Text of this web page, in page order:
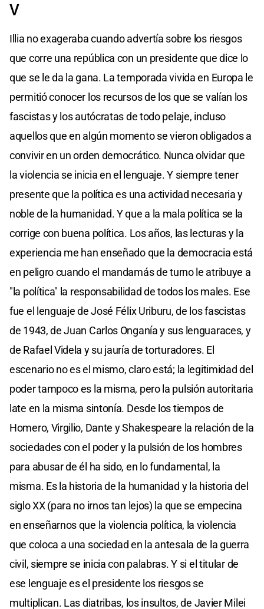
V
Illia no exageraba cuando advertía sobre los riesgos
que corre una república con un presidente que dice lo
que se le da la gana. La temporada vivida en Europa le
permitió conocer los recursos de los que se valían los
fascistas y los autócratas de todo pelaje, incluso
aquellos que en algún momento se vieron obligados a
convivir en un orden democrático. Nunca olvidar que
la violencia se inicia en el lenguaje. Y siempre tener
presente que la política es una actividad necesaria y
noble de la humanidad. Y que a la mala política se la
corrige con buena política. Los años, las lecturas y la
experiencia me han enseñado que la democracia está
en peligro cuando el mandamás de turno le atribuye a
"la política" la responsabilidad de todos los males. Ese
fue el lenguaje de José Félix Uriburu, de los fascistas
de 1943, de Juan Carlos Onganía y sus lenguaraces, y
de Rafael Videla y su jauría de torturadores. El
escenario no es el mismo, claro está; la legitimidad del
poder tampoco es la misma, pero la pulsión autoritaria
late en la misma sintonía. Desde los tiempos de
Homero, Virgilio, Dante y Shakespeare la relación de la
sociedades con el poder y la pulsión de los hombres
para abusar de él ha sido, en lo fundamental, la
misma. Es la historia de la humanidad y la historia del
siglo XX (para no irnos tan lejos) la que se empecina
en enseñarnos que la violencia política, la violencia
que coloca a una sociedad en la antesala de la guerra
civil, siempre se inicia con palabras. Y si el titular de
ese lenguaje es el presidente los riesgos se
multiplican. Las diatribas, los insultos, de Javier Milei